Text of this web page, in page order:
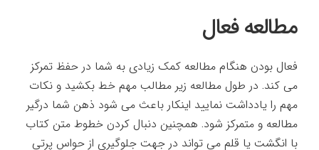
مطالعه فعال
فعال بودن هنگام مطالعه کمک زیادی به شما در حفظ تمرکز
می کند. در طول مطالعه زیر مطالب مهم خط بکشید و نکات
مهم را یادداشت نمایید اینکار باعث می شود ذهن شما درگیر
مطالعه و متمرکز شود. همچنین دنبال کردن خطوط متن کتاب
با انگشت یا قلم می تواند در جهت جلوگیری از حواس پرتی